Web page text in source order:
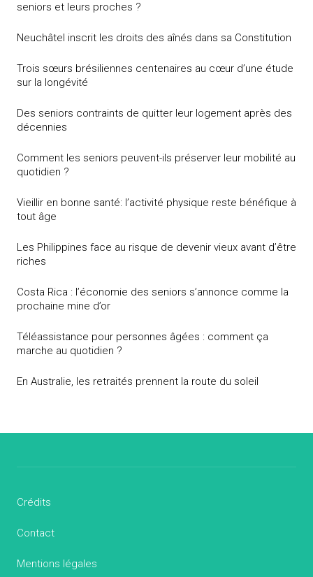
seniors et leurs proches ?
Neuchâtel inscrit les droits des aînés dans sa Constitution
Trois sœurs brésiliennes centenaires au cœur d’une étude
sur la longévité
Des seniors contraints de quitter leur logement après des
décennies
Comment les seniors peuvent-ils préserver leur mobilité au
quotidien ?
Vieillir en bonne santé: l’activité physique reste bénéfique à
tout âge
Les Philippines face au risque de devenir vieux avant d’être
riches
Costa Rica : l’économie des seniors s’annonce comme la
prochaine mine d’or
Téléassistance pour personnes âgées : comment ça
marche au quotidien ?
En Australie, les retraités prennent la route du soleil
Crédits
Contact
Mentions légales